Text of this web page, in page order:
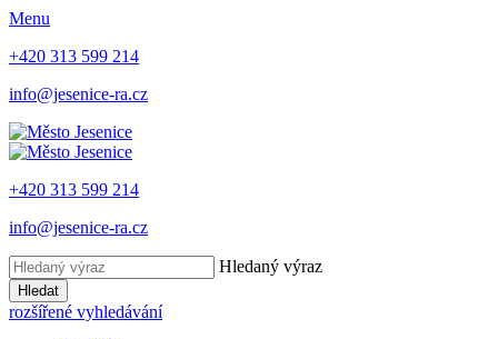
Menu
+420 313 599 214
info@jesenice-ra.cz
+420 313 599 214
info@jesenice-ra.cz
Hledaný výraz
Hledat
rozšířené vyhledávání